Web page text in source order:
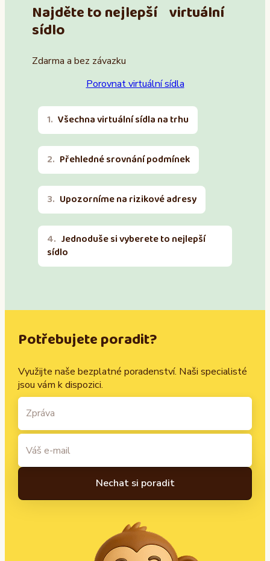
Najděte to nejlepší virtuální
sídlo
Zdarma a bez závazku
Porovnat virtuální sídla
Všechna virtuální sídla na trhu
Přehledné srovnání podmínek
Upozorníme na rizikové adresy
Jednoduše si vyberete to nejlepší
sídlo
Potřebujete poradit?
Využijte naše bezplatné poradenství. Naši specialisté
jsou vám k dispozici.